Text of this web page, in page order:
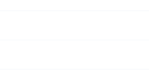
oder abgeschlossenes